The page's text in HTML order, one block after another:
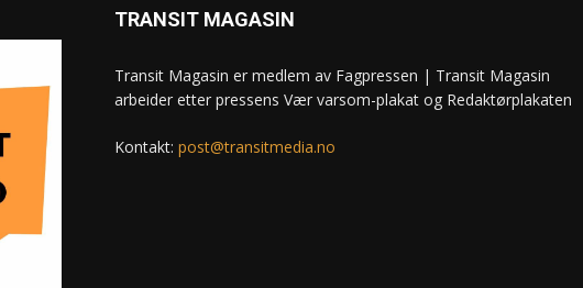
TRANSIT MAGASIN
Transit Magasin er medlem av Fagpressen | Transit Magasin
arbeider etter pressens Vær varsom-plakat og Redaktørplakaten
Kontakt: post@transitmedia.no